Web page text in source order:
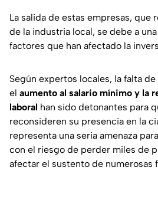
La salida de estas empresas, que
de la industria local, se debe a
factores que han afectado la
Según expertos locales, la falta
el aumento al salario mínimo y la
laboral han sido detonantes para
reconsideren su presencia en la
representa una seria amenaza
con el riesgo de perder miles de
afectar el sustento de numerosas